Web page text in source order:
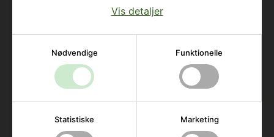
Vis detaljer
Nødvendige Funktionelle
Statistiske Marketing